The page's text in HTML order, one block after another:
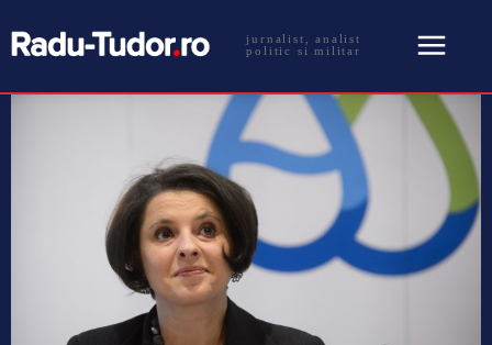
jurnalist, analist
politic si militar